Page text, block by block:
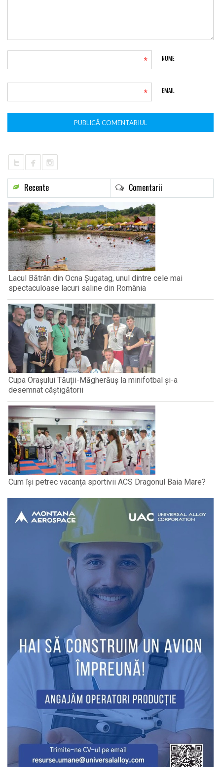
NUME
*
EMAIL
*
Recente Comentarii
Lacul Bătrân din Ocna Șugatag, unul dintre cele mai
spectaculoase lacuri saline din România
Cupa Orașului Tăuții-Măgherăuș la minifotbal și-a
desemnat câștigătorii
Cum își petrec vacanța sportivii ACS Dragonul Baia Mare?